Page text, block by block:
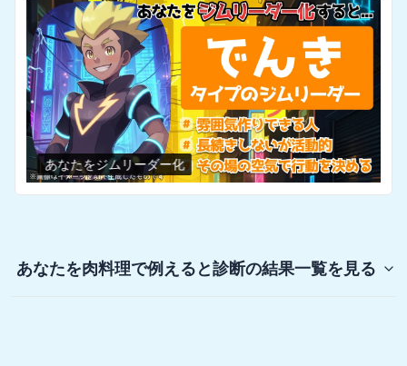
あなたをジムリーダー化
あなたを肉料理で例えると診断の結果一覧を見る